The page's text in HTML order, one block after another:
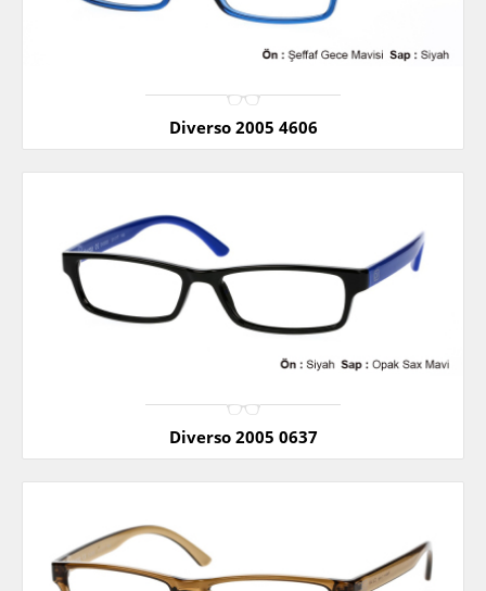
Diverso 2005 4606
Diverso 2005 0637